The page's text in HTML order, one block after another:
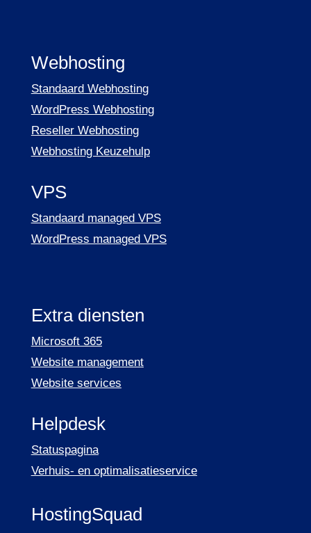
Webhosting
Standaard Webhosting
WordPress Webhosting
Reseller Webhosting
Webhosting Keuzehulp
VPS
Standaard managed VPS
WordPress managed VPS
Extra diensten
Microsoft 365
Website management
Website services
Helpdesk
Statuspagina
Verhuis- en optimalisatieservice
HostingSquad